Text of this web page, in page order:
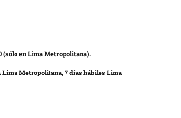
(sólo en Lima Metropolitana).
Metropolitana, 7 días hábiles Lima